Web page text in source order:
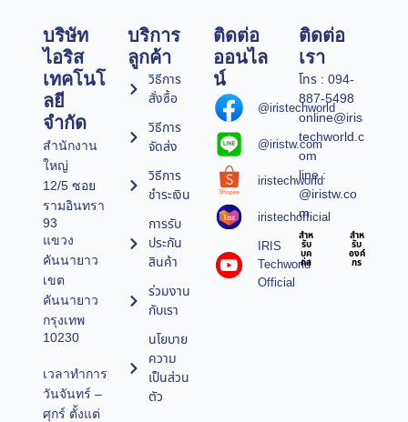
บริษัท
ไอริส
เทคโนโ
ลยี
จำกัด
สำนักงาน
ใหญ่
12/5 ซอย
รามอินทรา
93
แขวง
คันนายาว
เขต
คันนายาว
กรุงเทพ
10230
เวลาทำการ
วันจันทร์ –
ศุกร์ ตั้งแต่
บริการ
ลูกค้า
วิธีการ
สั่งซื้อ
วิธีการ
จัดส่ง
วิธีการ
ชำระเงิน
การรับ
ประกัน
สินค้า
ร่วมงาน
กับเรา
นโยบาย
ความ
เป็นส่วน
ตัว
ติดต่อ
ออนไล
น์
@iristechworld
@iristw.com
iristechworld
iristechofficial
IRIS
Techworld
Official
ติดต่อ
เรา
โทร : 094-
887-5498
online@iris
techworld.c
om
line :
@iristw.co
m
สำห
รับ
บุค
คล
สำห
รับ
องค์
กร